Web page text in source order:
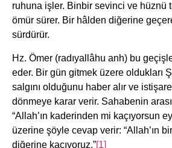
ruhuna işler. Binbir sevinci ve hüznü
ömür sürer. Bir hâlden diğerine
sürdürür.
Hz. Ömer (radıyallâhu anh) bu
eder. Bir gün gitmek üzere oldukları
salgını olduğunu haber alır ve
dönmeye karar verir. Sahabenin
“Allah’ın kaderinden mi kaçıyorsun
üzerine şöyle cevap verir: “Allah’ın
diğerine kaçıyoruz.”[1]